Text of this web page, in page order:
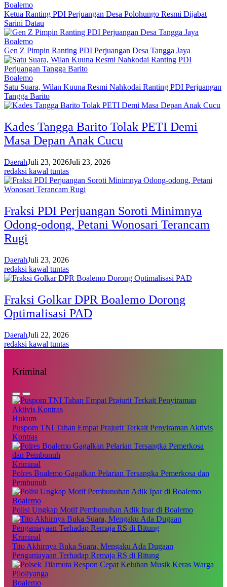
Boalemo
Ketua Ranting PDI Perjuangan Desa Polohungo Resmi Dijabat
Sarini Datau
Boalemo
Gen Z Pimpin Ranting PDI Perjuangan Desa Tangga Jaya
Boalemo
Satu Suara, Wilan Kuuna Resmi Nahkodai Ranting PDI Perjuangan
Tangga Barito
Kades Tangga Barito Tolak PETI Demi
Masa Depan Anak Cucu
DaerahJuli 23, 2026Juli 23, 2026
redaksi kawal tuntas
Fraksi PDI Perjuangan Soroti Minimnya
Odong-odong, Petani Wonosari Terancam
Rugi
DaerahJuli 23, 2026
redaksi kawal tuntas
Fraksi Golkar DPR Boalemo Dorong
Optimalisasi PAD
DaerahJuli 22, 2026
redaksi kawal tuntas
Kriminal
Hukum
Puspom TNI Tahan Empat Prajurit Terkait Penyiraman Aktivis
Kontras
Kriminal
Polres Boalemo Gagalkan Pelarian Tersangka Pemerkosa dan
Pembunuh
Boalemo
Polisi Ungkap Motif Pembunuhan Adik Ipar di Boalemo
Kriminal
Tito Akhirnya Buka Suara, Mengaku Ada Dugaan
Penganiayaan Terhadap Remaja RS di Bitung
Boalemo